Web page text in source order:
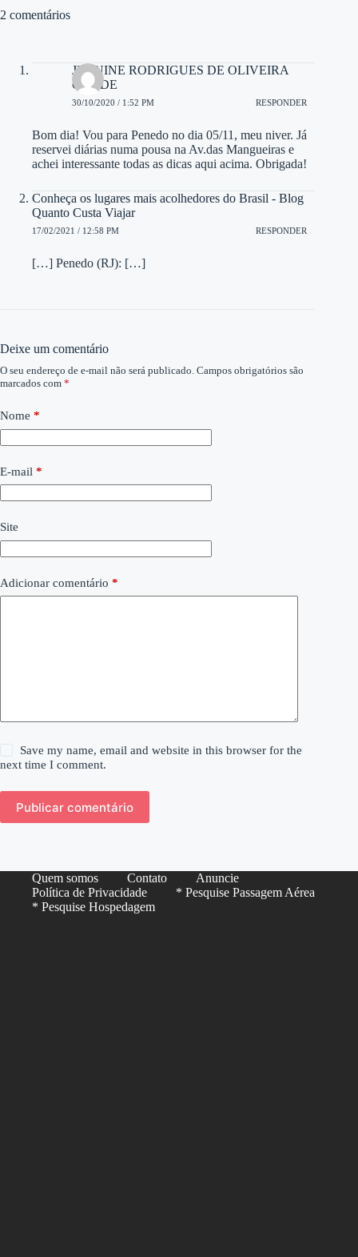
2 comentários
JEANINE RODRIGUES DE OLIVEIRA
CONDE
30/10/2020 / 1:52 PM RESPONDER
Bom dia! Vou para Penedo no dia 05/11, meu niver. Já
reservei diárias numa pousa na Av.das Mangueiras e
achei interessante todas as dicas aqui acima. Obrigada!
Conheça os lugares mais acolhedores do Brasil - Blog
Quanto Custa Viajar
17/02/2021 / 12:58 PM RESPONDER
[…] Penedo (RJ): […]
Deixe um comentário
O seu endereço de e-mail não será publicado. Campos obrigatórios são
marcados com *
Nome *
E-mail *
Site
Adicionar comentário *
Save my name, email and website in this browser for the
next time I comment.
Publicar comentário
Quem somos Contato
Anuncie
Política de Privacidade
* Pesquise Passagem Aérea
* Pesquise Hospedagem